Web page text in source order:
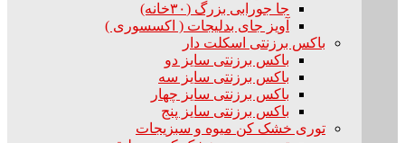
جا جورابی بزرگ (۳۰خانه)
آویز جای بدلیجات ( اکسسوری )
باکس برزنتی اسکلت دار
باکس برزنتی سایز دو
باکس برزنتی سایز سه
باکس برزنتی سایز چهار
باکس برزنتی سایز پنج
توری خشک کن میوه و سبزیجات